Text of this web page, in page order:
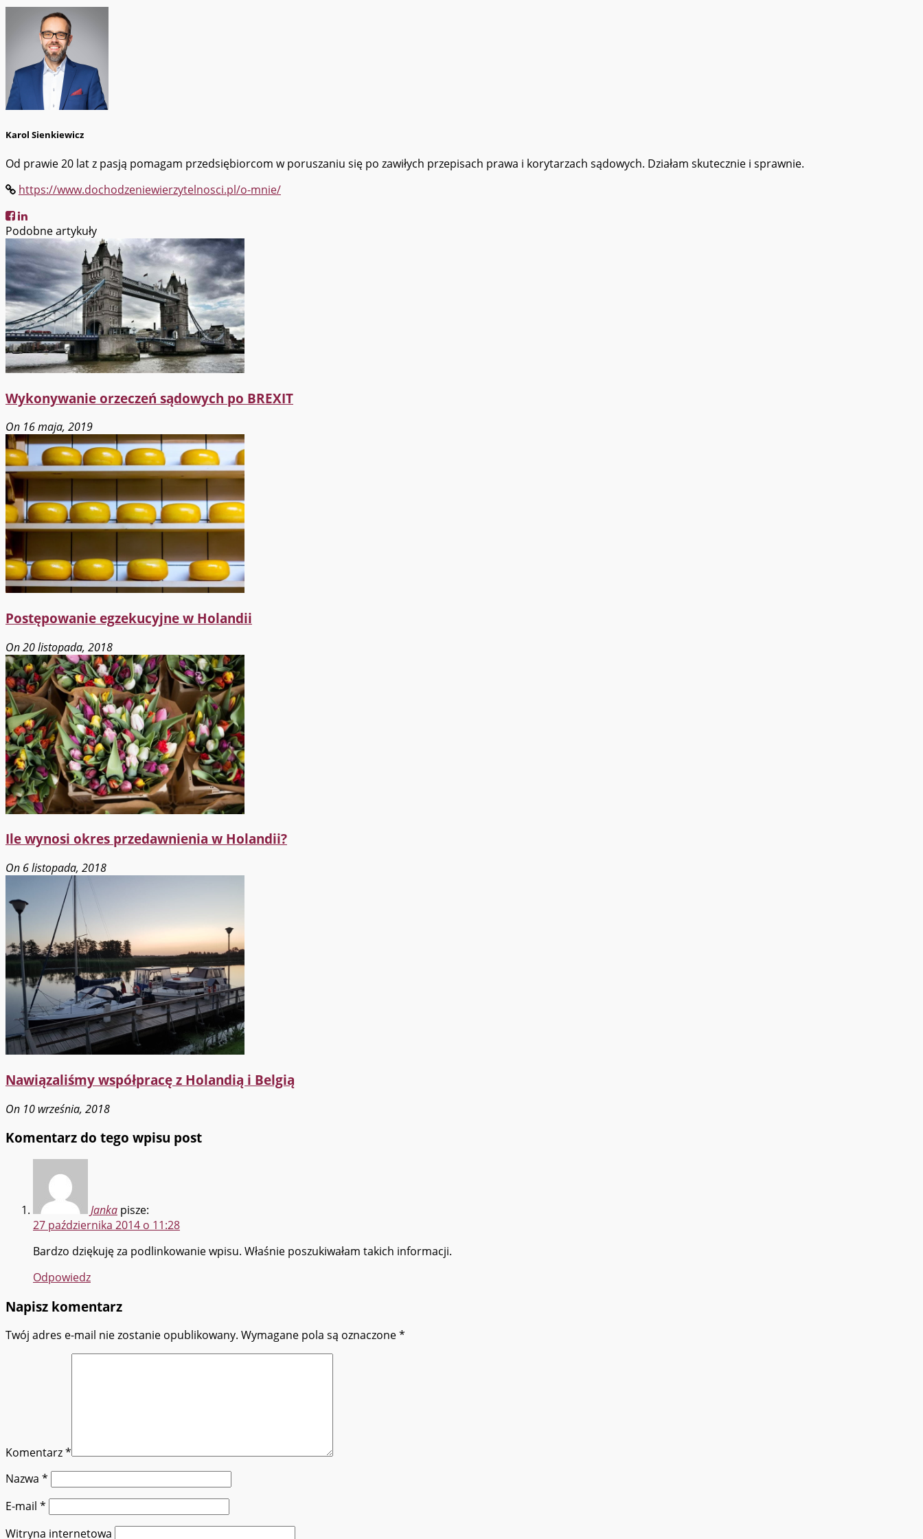
Karol Sienkiewicz
Od prawie 20 lat z pasją pomagam przedsiębiorcom w poruszaniu się po zawiłych przepisach prawa i korytarzach sądowych. Działam skutecznie i sprawnie.
https://www.dochodzeniewierzytelnosci.pl/o-mnie/
Podobne artykuły
Wykonywanie orzeczeń sądowych po BREXIT
On 16 maja, 2019
Postępowanie egzekucyjne w Holandii
On 20 listopada, 2018
Ile wynosi okres przedawnienia w Holandii?
On 6 listopada, 2018
Nawiązaliśmy współpracę z Holandią i Belgią
On 10 września, 2018
Komentarz do tego wpisu post
Janka pisze:
27 października 2014 o 11:28
Bardzo dziękuję za podlinkowanie wpisu. Właśnie poszukiwałam takich informacji.
Odpowiedz
Napisz komentarz
Twój adres e-mail nie zostanie opublikowany. Wymagane pola są oznaczone*
Komentarz*
Nazwa *
E-mail *
Witryna internetowa